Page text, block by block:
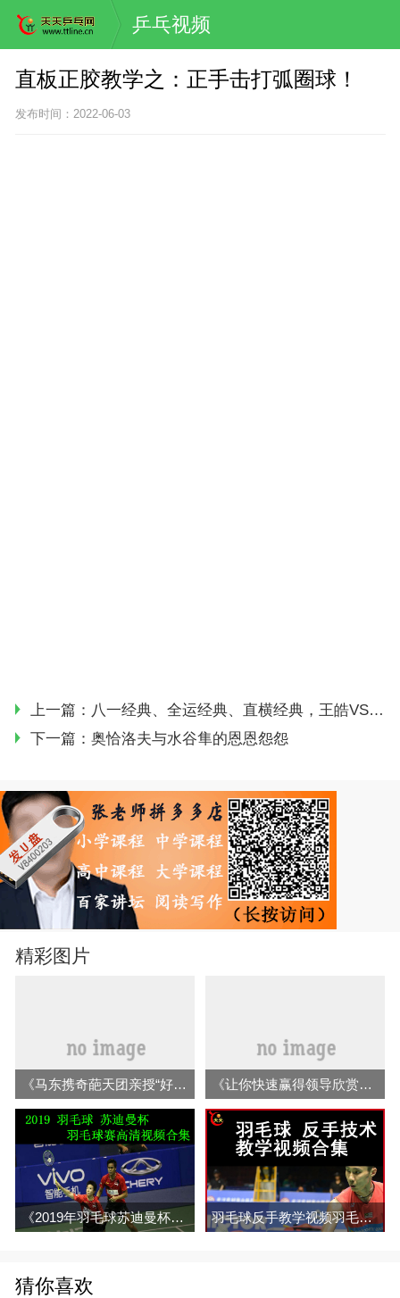
乒乓视频
直板正胶教学之：正手击打弧圈球！
发布时间：2022-06-03
上一篇： 八一经典、全运经典、直横经典，王皓VS马龙！
下一篇： 奥恰洛夫与水谷隼的恩恩怨怨
精彩图片
《马东携奇葩天团亲授“好好说话》音频电子书全集百度云百度网盘下载 《让你快速赢得领导欣赏重用 机关工作亮点打造课》等音频视频全集百度网盘下载
《2019年羽毛球苏迪曼杯羽毛球赛》高清视频合集百度网盘下载 羽毛球反手教学视频羽毛球视频教程全集百度网盘下载
猜你喜欢